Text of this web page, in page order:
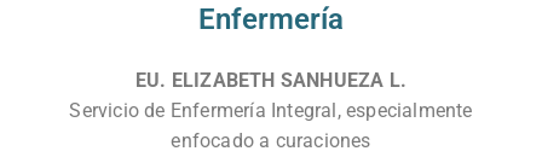
Enfermería
EU. ELIZABETH SANHUEZA L.
Servicio de Enfermería Integral, especialmente
enfocado a curaciones